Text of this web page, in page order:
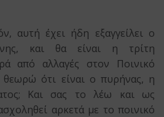
αυτή έχει ήδη εξαγγείλει ο
και θα είναι η τρίτη
από αλλαγές στον Ποινικό
θεωρώ ότι είναι ο πυρήνας, η
Και σας το λέω και ως
αρκετά με το ποινικό